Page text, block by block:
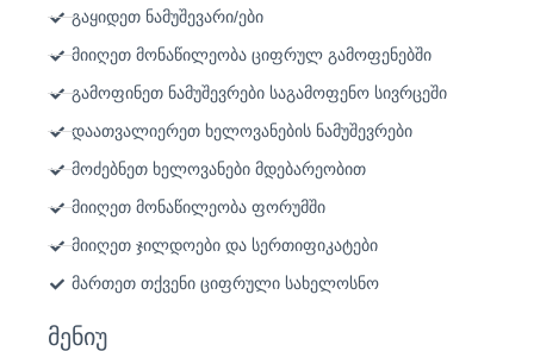
გაყიდეთ ნამუშევარი/ები
მიიღეთ მონაწილეობა ციფრულ გამოფენებში
გამოფინეთ ნამუშევრები საგამოფენო სივრცეში
დაათვალიერეთ ხელოვანების ნამუშევრები
მოძებნეთ ხელოვანები მდებარეობით
მიიღეთ მონაწილეობა ფორუმში
მიიღეთ ჯილდოები და სერთიფიკატები
მართეთ თქვენი ციფრული სახელოსნო
მენიუ